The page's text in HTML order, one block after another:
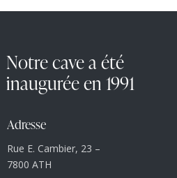
Notre cave a été
inaugurée en 1991
Adresse
Rue E. Cambier, 23 –
7800 ATH